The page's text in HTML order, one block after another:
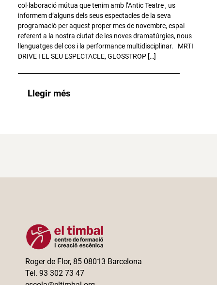
col·laboració mútua que tenim amb l’Antic Teatre , us
informem d’alguns dels seus espectacles de la seva
programació per aquest proper mes de novembre, espai
referent a la nostra ciutat de les noves dramatúrgies, nous
llenguatges del cos i la performance multidisciplinar. MRTI
DRIVE I EL SEU ESPECTACLE, GLOSSTROP […]
Llegir més
Roger de Flor, 85 08013 Barcelona
Tel. 93 302 73 47